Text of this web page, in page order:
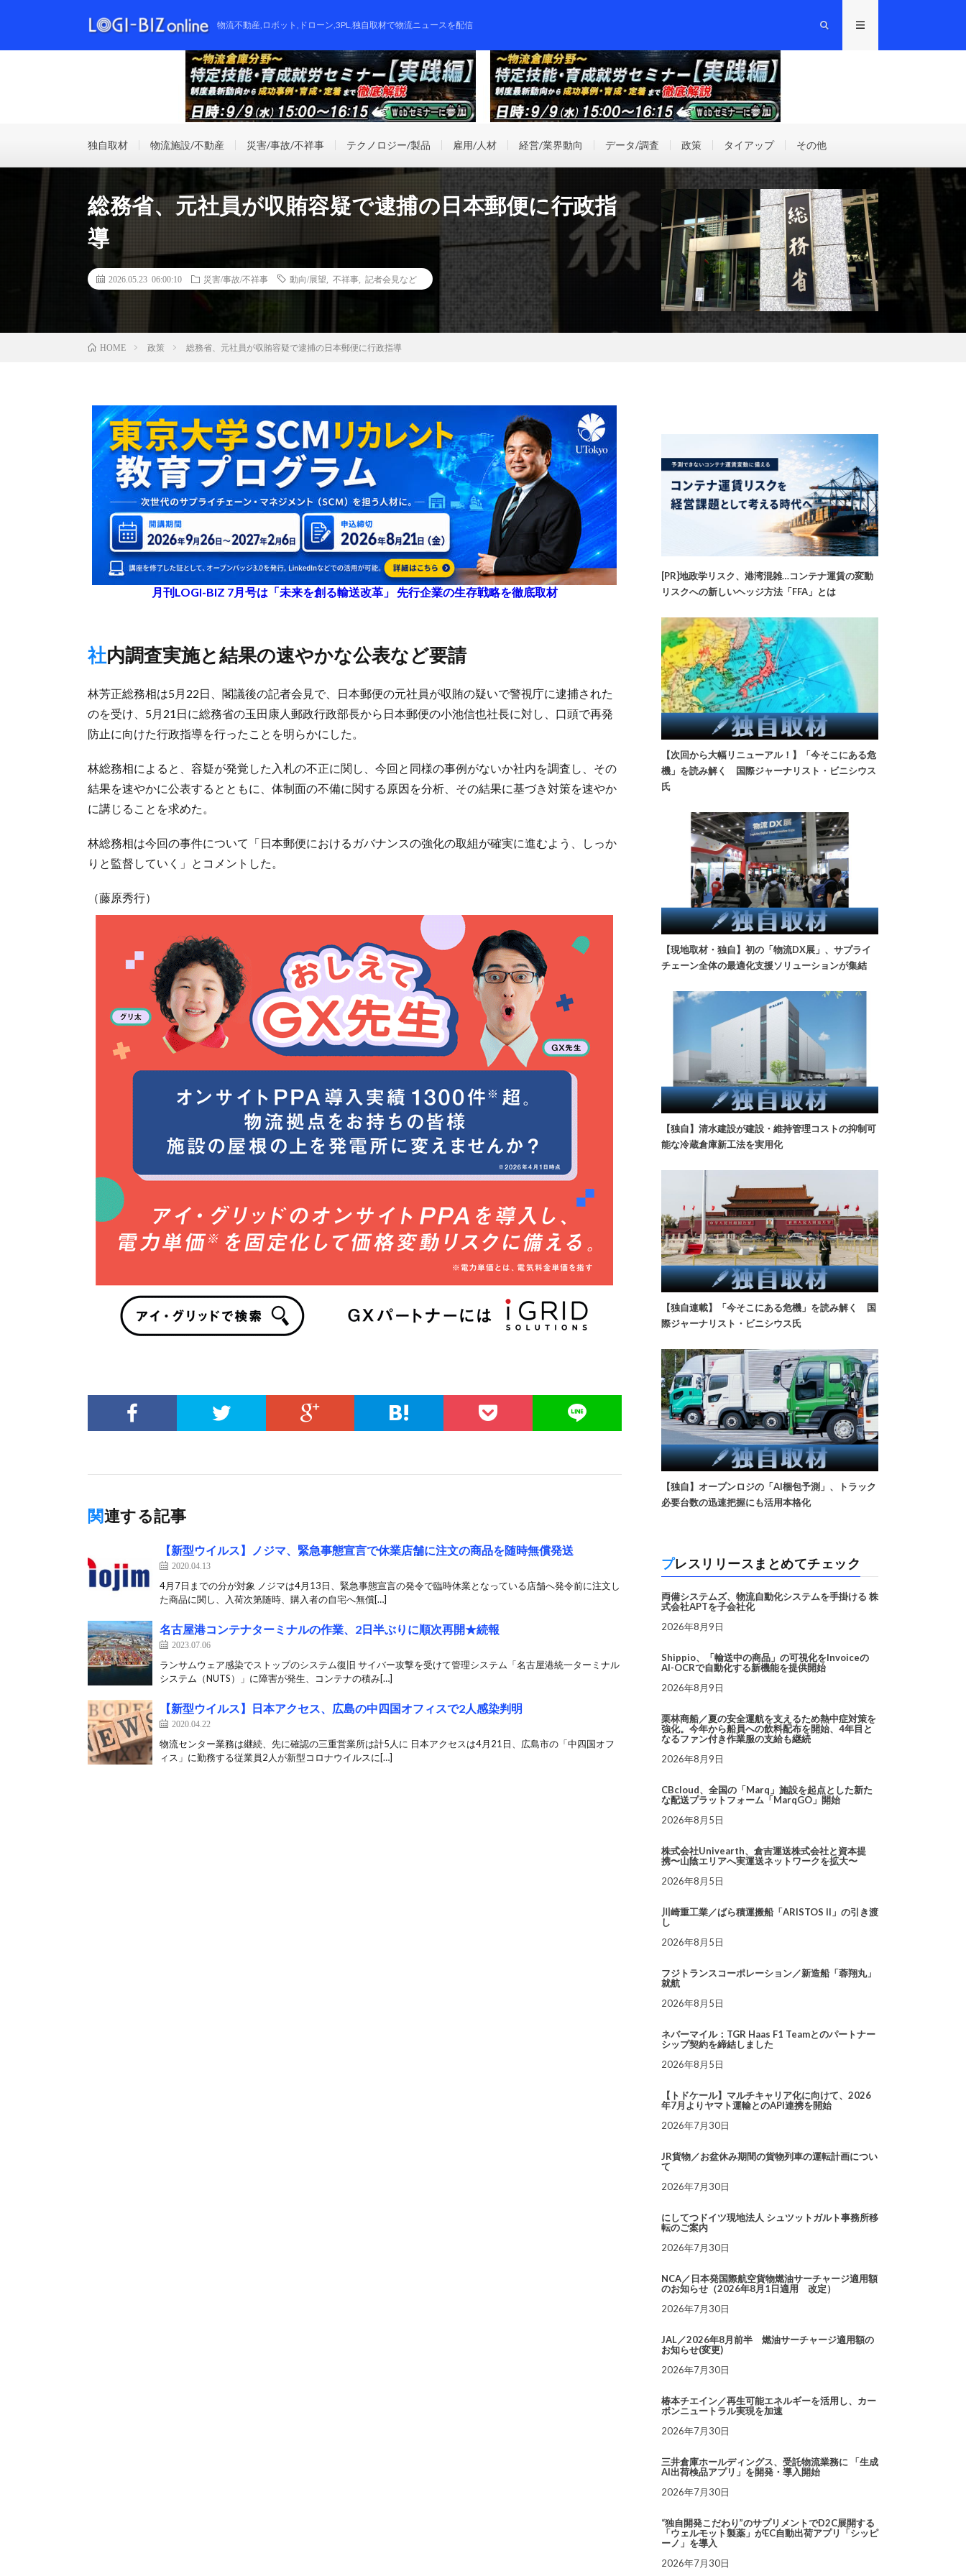
物流不動産,ロボット,ドローン,3PL,独自取材で物流ニュースを配信
独自取材 物流施設/不動産 災害/事故/不祥事 テクノロジー/製品 雇用/人材 経営/業界動向 データ/調査 政策 タイアップ その他
総務省、元社員が収賄容疑で逮捕の日本郵便に行政指
導
2026.05.23 06:00:10 災害/事故/不祥事 動向/展望 不祥事 記者会見など
HOME 政策 総務省、元社員が収賄容疑で逮捕の日本郵便に行政指導
月刊LOGI-BIZ 7月号は「未来を創る輸送改革」 先行企業の生存戦略を徹底取材
社内調査実施と結果の速やかな公表など要請
林芳正総務相は5月22日、閣議後の記者会見で、日本郵便の元社員が収賄の疑いで警視庁に逮捕された
のを受け、5月21日に総務省の玉田康人郵政行政部長から日本郵便の小池信也社長に対し、口頭で再発
防止に向けた行政指導を行ったことを明らかにした。
林総務相によると、容疑が発覚した入札の不正に関し、今回と同様の事例がないか社内を調査し、その
結果を速やかに公表するとともに、体制面の不備に関する原因を分析、その結果に基づき対策を速やか
に講じることを求めた。
林総務相は今回の事件について「日本郵便におけるガバナンスの強化の取組が確実に進むよう、しっか
りと監督していく」とコメントした。
（藤原秀行）
関連する記事
【新型ウイルス】ノジマ、緊急事態宣言で休業店舗に注文の商品を随時無償発送
2020.04.13
4月7日までの分が対象 ノジマは4月13日、緊急事態宣言の発令で臨時休業となっている店舗へ発令前に注文し
た商品に関し、入荷次第随時、購入者の自宅へ無償[…]
名古屋港コンテナターミナルの作業、2日半ぶりに順次再開★続報
2023.07.06
ランサムウェア感染でストップのシステム復旧 サイバー攻撃を受けて管理システム「名古屋港統一ターミナル
システム（NUTS）」に障害が発生、コンテナの積み[…]
【新型ウイルス】日本アクセス、広島の中四国オフィスで2人感染判明
2020.04.22
物流センター業務は継続、先に確認の三重営業所は計5人に 日本アクセスは4月21日、広島市の「中四国オフ
ィス」に勤務する従業員2人が新型コロナウイルスに[…]
[PR]地政学リスク、港湾混雑…コンテナ運賃の変動
リスクへの新しいヘッジ方法「FFA」とは
【次回から大幅リニューアル！】「今そこにある危
機」を読み解く 国際ジャーナリスト・ビニシウス
氏
【現地取材・独自】初の「物流DX展」、サプライ
チェーン全体の最適化支援ソリューションが集結
【独自】清水建設が建設・維持管理コストの抑制可
能な冷蔵倉庫新工法を実用化
【独自連載】「今そこにある危機」を読み解く 国
際ジャーナリスト・ビニシウス氏
【独自】オープンロジの「AI梱包予測」、トラック
必要台数の迅速把握にも活用本格化
プレスリリースまとめてチェック
両備システムズ、物流自動化システムを手掛ける 株
式会社APTを子会社化
2026年8月9日
Shippio、「輸送中の商品」の可視化をInvoiceの
AI-OCRで自動化する新機能を提供開始
2026年8月9日
栗林商船／夏の安全運航を支えるため熱中症対策を
強化。今年から船員への飲料配布を開始、4年目と
なるファン付き作業服の支給も継続
2026年8月9日
CBcloud、全国の「Marq」施設を起点とした新た
な配送プラットフォーム「MarqGO」開始
2026年8月5日
株式会社Univearth、倉吉運送株式会社と資本提
携〜山陰エリアへ実運送ネットワークを拡大〜
2026年8月5日
川崎重工業／ばら積運搬船「ARISTOS II」の引き渡
し
2026年8月5日
フジトランスコーポレーション／新造船「蓉翔丸」
就航
2026年8月5日
ネバーマイル：TGR Haas F1 Teamとのパートナー
シップ契約を締結しました
2026年8月5日
【トドケール】マルチキャリア化に向けて、2026
年7月よりヤマト運輸とのAPI連携を開始
2026年7月30日
JR貨物／お盆休み期間の貨物列車の運転計画につい
て
2026年7月30日
にしてつドイツ現地法人 シュツットガルト事務所移
転のご案内
2026年7月30日
NCA／日本発国際航空貨物燃油サーチャージ適用額
のお知らせ（2026年8月1日適用 改定）
2026年7月30日
JAL／2026年8月前半 燃油サーチャージ適用額の
お知らせ(変更)
2026年7月30日
椿本チエイン／再生可能エネルギーを活用し、カー
ボンニュートラル実現を加速
2026年7月30日
三井倉庫ホールディングス、受託物流業務に 「生成
AI出荷検品アプリ」を開発・導入開始
2026年7月30日
“独自開発こだわり”のサプリメントでD2C展開する
「ウェルモット製薬」がEC自動出荷アプリ「シッピ
ーノ」を導入
2026年7月30日